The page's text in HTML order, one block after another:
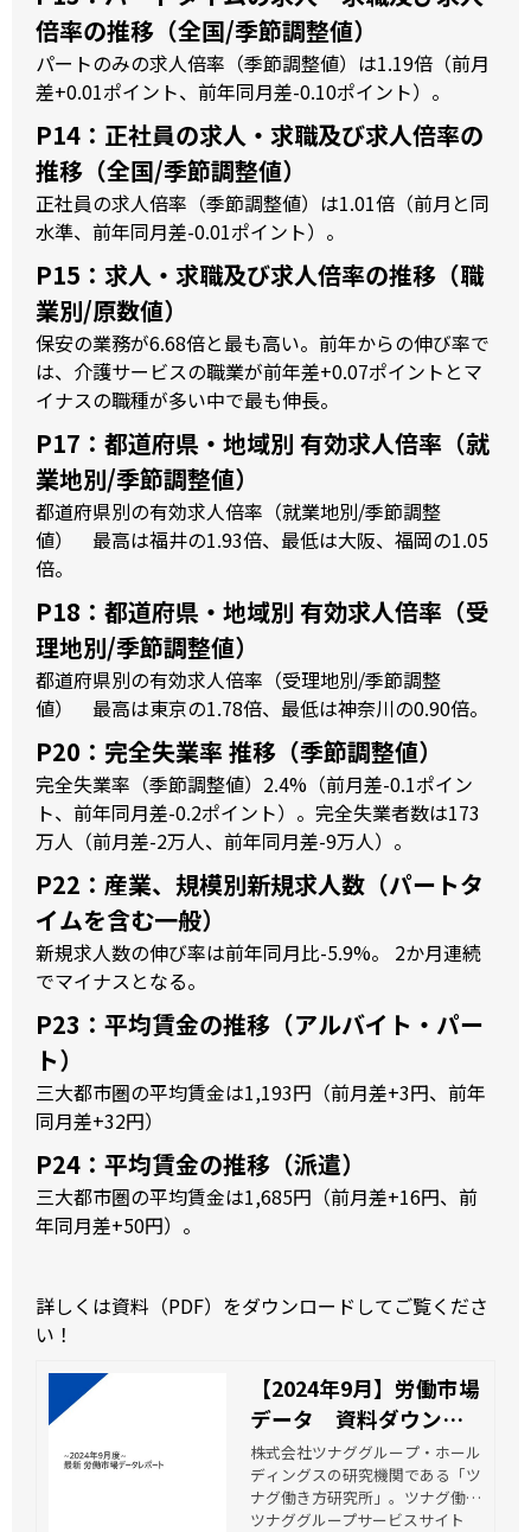
倍率の推移（全国/季節調整値）
パートのみの求人倍率（季節調整値）は1.19倍（前月
差+0.01ポイント、前年同月差-0.10ポイント）。
P14：正社員の求人・求職及び求人倍率の
推移（全国/季節調整値）
正社員の求人倍率（季節調整値）は1.01倍（前月と同
水準、前年同月差-0.01ポイント）。
P15：求人・求職及び求人倍率の推移（職
業別/原数値）
保安の業務が6.68倍と最も高い。前年からの伸び率で
は、介護サービスの職業が前年差+0.07ポイントとマ
イナスの職種が多い中で最も伸長。
P17：都道府県・地域別 有効求人倍率（就
業地別/季節調整値）
都道府県別の有効求人倍率（就業地別/季節調整
値） 最高は福井の1.93倍、最低は大阪、福岡の1.05
倍。
P18：都道府県・地域別 有効求人倍率（受
理地別/季節調整値）
都道府県別の有効求人倍率（受理地別/季節調整
値） 最高は東京の1.78倍、最低は神奈川の0.90倍。
P20：完全失業率 推移（季節調整値）
完全失業率（季節調整値）2.4%（前月差-0.1ポイン
ト、前年同月差-0.2ポイント）。完全失業者数は173
万人（前月差-2万人、前年同月差-9万人）。
P22：産業、規模別新規求人数（パートタ
イムを含む一般）
新規求人数の伸び率は前年同月比-5.9%。 2か月連続
でマイナスとなる。
P23：平均賃金の推移（アルバイト・パー
ト）
三大都市圏の平均賃金は1,193円（前月差+3円、前年
同月差+32円）
P24：平均賃金の推移（派遣）
三大都市圏の平均賃金は1,685円（前月差+16円、前
年同月差+50円）。
詳しくは資料（PDF）をダウンロードしてご覧くださ
い！
【2024年9月】労働市場
データ 資料ダウンロ
ード | ツナグ働き方研究
所
株式会社ツナググループ・ホール
ディングスの研究機関である「ツ
ナグ働き方研究所」。ツナグ働き
方研究所は、多様な働き方の実現
ツナググループサービスサイト